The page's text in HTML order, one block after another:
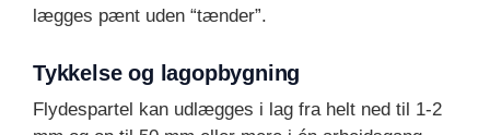
lægges pænt uden “tænder”.
Tykkelse og lagopbygning
Flydespartel kan udlægges i lag fra helt ned til 1-2